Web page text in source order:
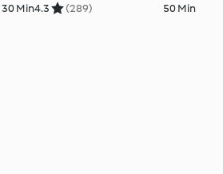
30 Min4.3 (289) 50 Min